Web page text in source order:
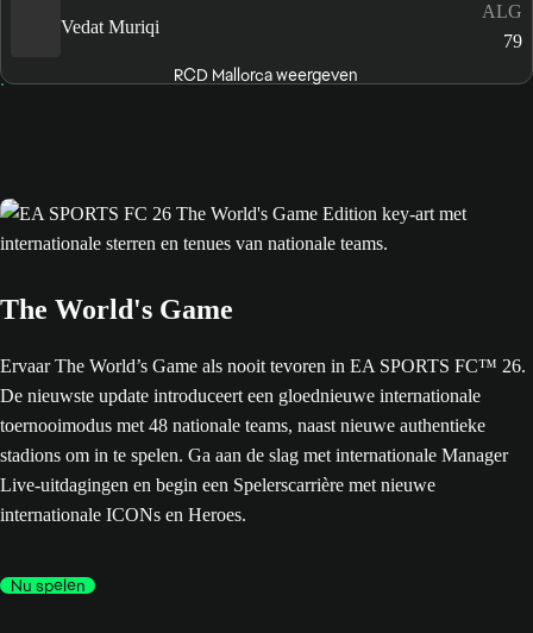
Vedat Muriqi
ALG
79
RCD Mallorca weergeven
The World's Game
Ervaar The World’s Game als nooit tevoren in EA SPORTS FC™ 26.
De nieuwste update introduceert een gloednieuwe internationale
toernooimodus met 48 nationale teams, naast nieuwe authentieke
stadions om in te spelen. Ga aan de slag met internationale Manager
Live-uitdagingen en begin een Spelerscarrière met nieuwe
internationale ICONs en Heroes.
Nu spelen